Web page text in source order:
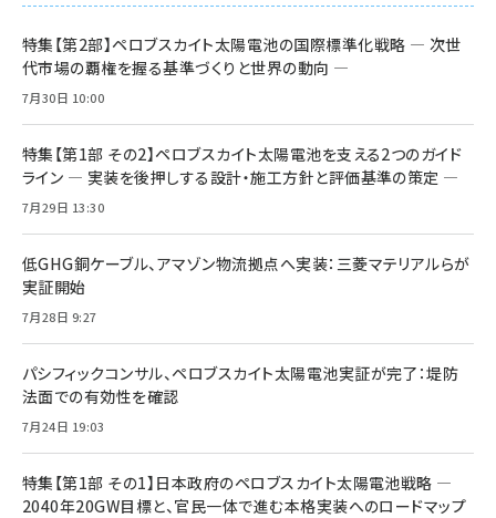
特集【第2部】ペロブスカイト太陽電池の国際標準化戦略 ― 次世
代市場の覇権を握る基準づくりと世界の動向 ―
7月30日 10:00
特集【第1部 その2】ペロブスカイト太陽電池を支える2つのガイド
ライン ― 実装を後押しする設計・施工方針と評価基準の策定 ―
7月29日 13:30
低GHG銅ケーブル、アマゾン物流拠点へ実装：三菱マテリアルらが
実証開始
7月28日 9:27
パシフィックコンサル、ペロブスカイト太陽電池実証が完了：堤防
法面での有効性を確認
7月24日 19:03
特集【第1部 その1】日本政府のペロブスカイト太陽電池戦略 ―
2040年20GW目標と、官民一体で進む本格実装へのロードマップ